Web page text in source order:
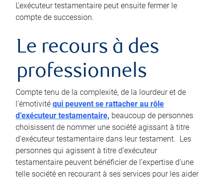
L’exécuteur testamentaire peut ensuite fermer le
compte de succession.
Le recours à des
professionnels
Compte tenu de la complexité, de la lourdeur et de
l’émotivité qui peuvent se rattacher au rôle
d’exécuteur testamentaire, beaucoup de personnes
choisissent de nommer une société agissant à titre
d’exécuteur testamentaire dans leur testament. Les
personnes qui agissent à titre d’exécuteur
testamentaire peuvent bénéficier de l’expertise d’une
telle société en recourant à ses services pour les aider